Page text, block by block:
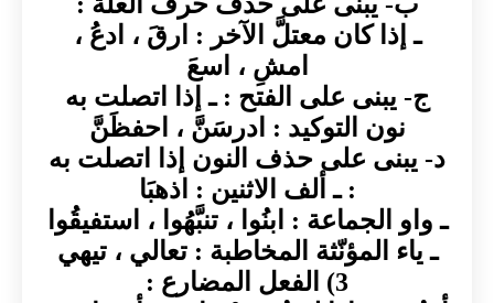
ـ إذا كان معتلَّ الآخر : ارقَ ، ادعُ ،
امشِ ، اسعَ
ج- يبنى على الفتح : ـ إذا اتصلت به
نون التوكيد : ادرسَنَّ ، احفظَنَّ
د- يبنى على حذف النون إذا اتصلت به
: ـ ألف الاثنين : اذهبَا
ـ واو الجماعة : ابنُوا ، تنبَّهُوا ، استفيقُوا
ـ ياء المؤنّثة المخاطبة : تعالي ، تيهي
3) الفعل المضارع :